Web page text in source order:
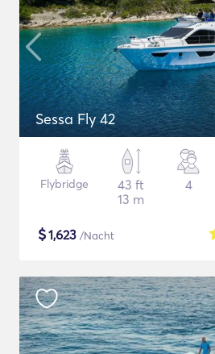
Sessa Fly 42
Flybridge
43 ft
13 m
4
$1,623 /Nacht